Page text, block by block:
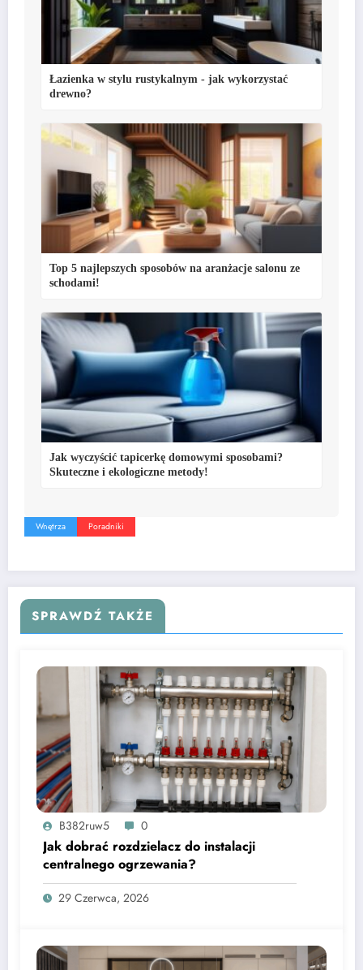
Łazienka w stylu rustykalnym - jak wykorzystać
drewno?
Top 5 najlepszych sposobów na aranżacje salonu ze
schodami!
Jak wyczyścić tapicerkę domowymi sposobami?
Skuteczne i ekologiczne metody!
Wnętrza Poradniki
SPRAWDŹ TAKŻE
B382ruw5 0
Jak dobrać rozdzielacz do instalacji
centralnego ogrzewania?
29 Czerwca, 2026